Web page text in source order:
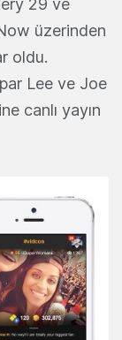
29 ve
üzerinden
oldu.
Lee ve Joe
canlı yayın